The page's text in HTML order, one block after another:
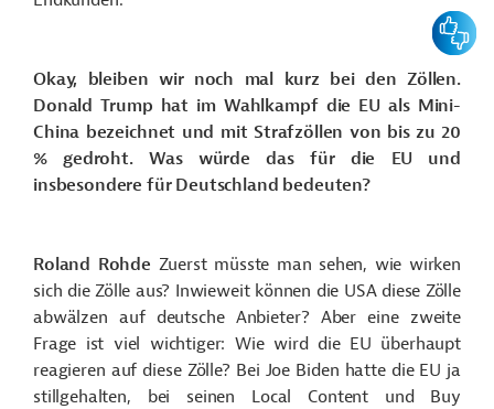
Okay, bleiben wir noch mal kurz bei den Zöllen.
Donald Trump hat im Wahlkampf die EU als Mini-
China bezeichnet und mit Strafzöllen von bis zu 20
% gedroht. Was würde das für die EU und
insbesondere für Deutschland bedeuten?
Roland Rohde Zuerst müsste man sehen, wie wirken
sich die Zölle aus? Inwieweit können die USA diese Zölle
abwälzen auf deutsche Anbieter? Aber eine zweite
Frage ist viel wichtiger: Wie wird die EU überhaupt
reagieren auf diese Zölle? Bei Joe Biden hatte die EU ja
stillgehalten, bei seinen Local Content und Buy